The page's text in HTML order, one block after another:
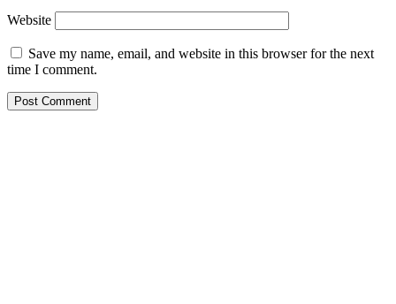
Website
Save my name, email, and website in this browser for the next
time I comment.